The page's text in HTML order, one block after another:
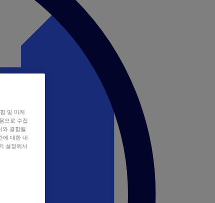
및 마케
으로 수집
와 결합될
에 대한 내
설정에서